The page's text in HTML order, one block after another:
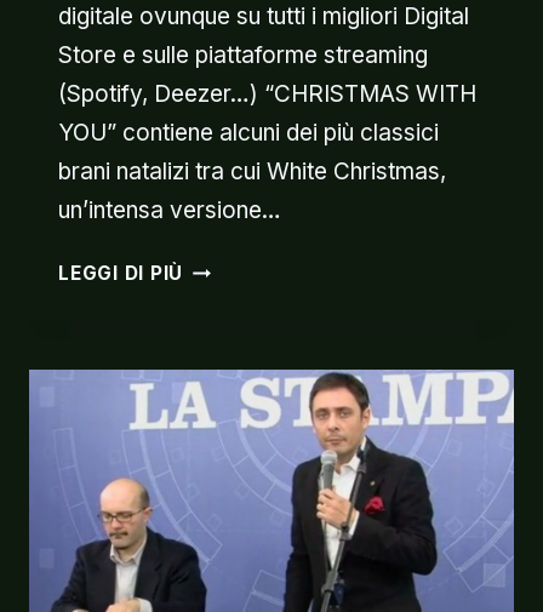
digitale ovunque su tutti i migliori Digital
Store e sulle piattaforme streaming
(Spotify, Deezer…) “CHRISTMAS WITH
YOU” contiene alcuni dei più classici
brani natalizi tra cui White Christmas,
un’intensa versione…
LEGGI DI PIÙ IL
“CHRISTMAS
WITH
YOU”